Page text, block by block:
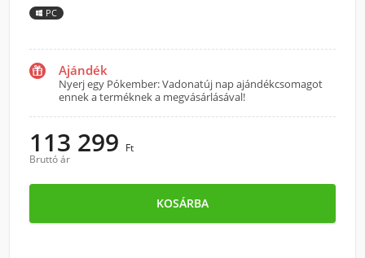
PC
Ajándék
Nyerj egy Pókember: Vadonatúj nap ajándékcsomagot
ennek a terméknek a megvásárlásával!
113 299 Ft
Bruttó ár
KOSÁRBA